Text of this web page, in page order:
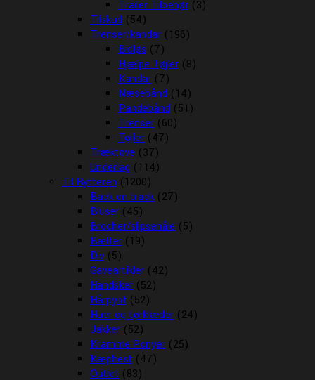
Trailer Tilbehør (3)
Tilskud (54)
Trenser/kandar (196)
Bidløs (7)
Hjælpe Tøjler (8)
Kandar (7)
Næsebånd (14)
Pandebånd (51)
Trenser (60)
Tøjler (47)
Træktove (37)
Underlag (114)
Til Rytteren (1200)
Back on track (27)
Bluser (45)
Brocher/slipsenåle (5)
Bælter (19)
Div (5)
Gaveartikler (42)
Handsker (52)
Hårpynt (52)
Huer og tørklæder (24)
Jakker (52)
Kramme Ponyer (25)
Kæphest (47)
Outlet (83)